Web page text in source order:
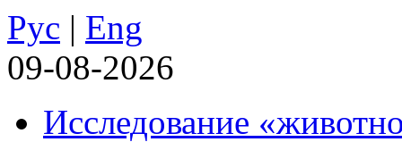
Рус | Eng
09-08-2026
Исследование